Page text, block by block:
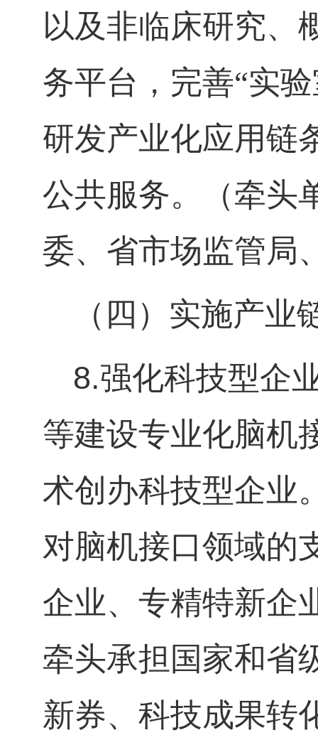
以及非临床研究、
务平台，完善“实
研发产业化应用链
公共服务。（牵头
委、省市场监管局
（四）实施产业
8.强化科技型企
等建设专业化脑机
术创办科技型企业
对脑机接口领域的
企业、专精特新企
牵头承担国家和省
新券、科技成果转